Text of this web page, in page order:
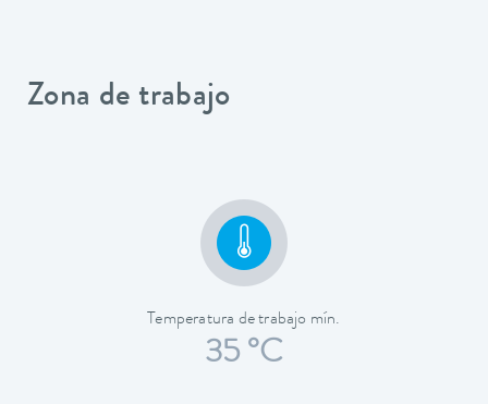
Zona de trabajo
Temperatura de trabajo mín.
35 °C